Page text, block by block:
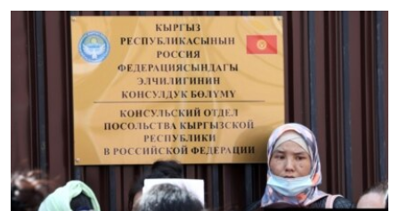
ДАНИСТЕ
ЭЖЕ-СИҢДИЛЕР
АЗАТТЫК+
ЫҢГАЙСЫЗ СУРООЛОР
ОНЛАЙН ШЕРИНЕ
ЭЕ/АРнун бардык сайттары